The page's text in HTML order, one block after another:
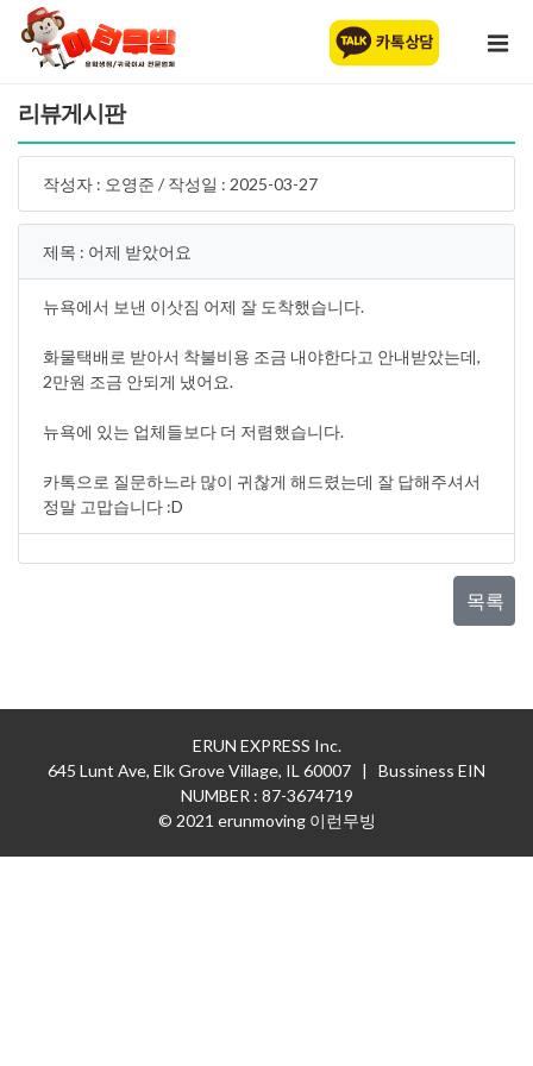
리뷰게시판
작성자 : 오영준 / 작성일 : 2025-03-27
제목 : 어제 받았어요
뉴욕에서 보낸 이삿짐 어제 잘 도착했습니다.
화물택배로 받아서 착불비용 조금 내야한다고 안내받았는데,
2만원 조금 안되게 냈어요.
뉴욕에 있는 업체들보다 더 저렴했습니다.
카톡으로 질문하느라 많이 귀찮게 해드렸는데 잘 답해주셔서
정말 고맙습니다 :D
목록
ERUN EXPRESS Inc.
645 Lunt Ave, Elk Grove Village, IL 60007 | Bussiness EIN
NUMBER : 87-3674719
© 2021 erunmoving 이런무빙